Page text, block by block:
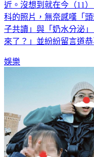
近。沒想到就在今（11
科的照片，無奈感嘆「
子共讀」與「奶水分泌
來了？」並紛紛留言道恭
娛樂